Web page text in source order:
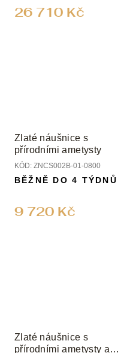
26 710 Kč
Zlaté náušnice s
přírodními ametysty
KÓD: ZNCS002B-01-0800
9 720 Kč
BĚŽNĚ DO 4 TÝDNŮ
Zlaté náušnice s
přírodními ametysty a